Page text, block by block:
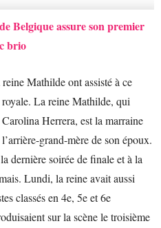
Belgique assure son premier
brio
Mathilde ont assisté à ce
La reine Mathilde, qui
Herrera, est la marraine
grand-mère de son époux.
dernière soirée de finale et à la
Lundi, la reine avait aussi
classés en 4e, 5e et 6e
sur la scène le troisième